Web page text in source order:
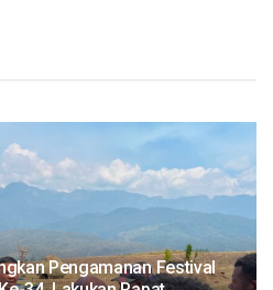
Pengamanan Festival